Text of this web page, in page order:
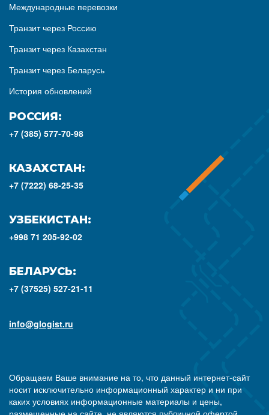
Международные перевозки
Транзит через Россию
Транзит через Казахстан
Транзит через Беларусь
История обновлений
РОССИЯ:
+7 (385) 577-70-98
КАЗАХСТАН:
+7 (7222) 68-25-35
УЗБЕКИСТАН:
+998 71 205-92-02
БЕЛАРУСЬ:
+7 (37525) 527-21-11
info@glogist.ru
Обращаем Ваше внимание на то, что данный интернет-сайт
носит исключительно информационный характер и ни при
каких условиях информационные материалы и цены,